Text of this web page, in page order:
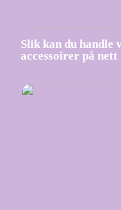
Slik kan du handle
accessoirer på nett